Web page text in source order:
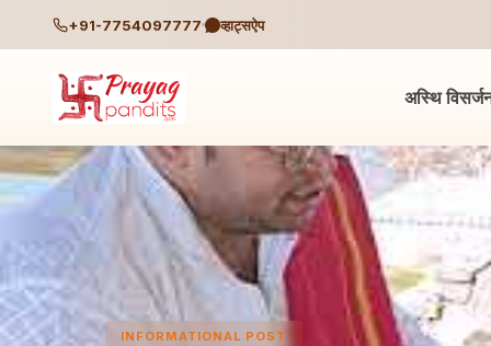
+91-7754097777 व्हाट्सऐप
अस्थि
INFORMATIONAL POST